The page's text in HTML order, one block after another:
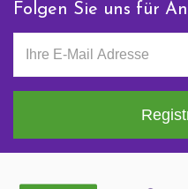
Folgen Sie uns für